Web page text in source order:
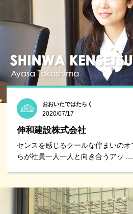
おおいたではたらく
2020/07/17
伸和建設株式会社
センスを感じるクールな佇まいの
らが社員一人一人と向き合うアッ